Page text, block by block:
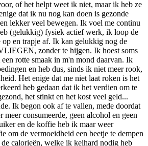
of het helpt weet ik niet, maar ik heb ze
dat ik nu nog kan doen is gezonde
lekker veel bewegen. Ik voel me continu
(gelukkig) fysiek actief werk, ik loop de
op en trapje af. Ik kan gelukkig nog de
zonder te hijgen. Ik hoest soms
rotte smaak in m'n mond daarvan. Ik
en heb dus, sinds ik niet meer rook,
Het enige dat me niet laat roken is het
heb gedaan dat ik het verdien om te
het stinkt en het kost veel geld...
Ik begon ook af te vallen, mede doordat
meer consumeerde, geen alcohol en geen
en de koffie heb ik maar weer
om de vermoeidheid een beetje te dempen
calorieën, welke ik keihard nodig heb